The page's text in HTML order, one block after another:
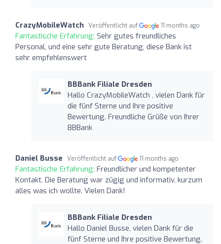
CrazyMobileWatch Veröffentlicht auf 11 months ago
Fantastische Erfahrung: Sehr gutes freundliches
Personal, und eine sehr gute Beratung, diese Bank ist
sehr empfehlenswert
BBBank Filiale Dresden
Hallo CrazyMobileWatch , vielen Dank für
die fünf Sterne und Ihre positive
Bewertung. Freundliche Grüße von Ihrer
BBBank
Daniel Busse Veröffentlicht auf 11 months ago
Fantastische Erfahrung: Freundlicher und kompetenter
Kontakt. Die Beratung war zügig und informativ, kurzum
alles was ich wollte. Vielen Dank!
BBBank Filiale Dresden
Hallo Daniel Busse, vielen Dank für die
fünf Sterne und Ihre positive Bewertung.